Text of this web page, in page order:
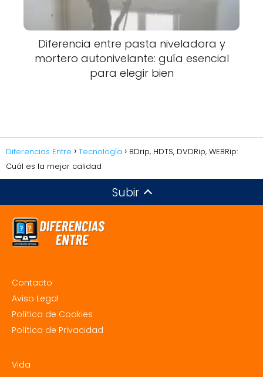
Diferencia entre pasta niveladora y
mortero autonivelante: guía esencial
para elegir bien
Diferencias Entre Tecnología
BDrip, HDTS, DVDRip, WEBRip:
Cuál es la mejor calidad
Subir
Contacto
Aviso Legal
Política de Cookies
Política de Privacidad
Vida